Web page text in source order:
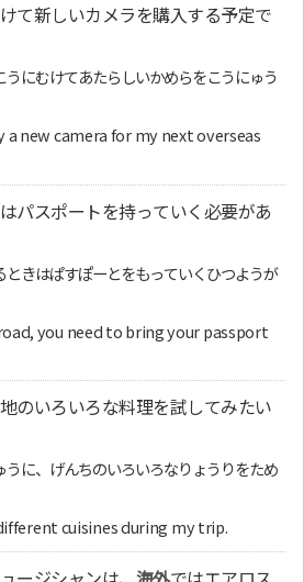
て新しいカメラを購入する予定で
にむけてあたらしいかめらをこうにゅう
a new camera for my next overseas
パスポートを持っていく必要があ
ときはぱすぽーとをもっていくひつようが
you need to bring your passport
のいろいろな料理を試してみたい
うに、げんちのいろいろなりょうりをため
cuisines during my trip.